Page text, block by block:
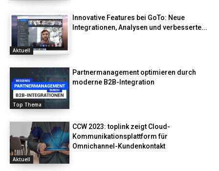
Aktuell
Innovative Features bei GoTo: Neue
Integrationen, Analysen und verbesserte...
Top Thema
Partnermanagement optimieren durch
moderne B2B-Integration
Aktuell
CCW 2023: toplink zeigt Cloud-
Kommunikationsplattform für
Omnichannel-Kundenkontakt